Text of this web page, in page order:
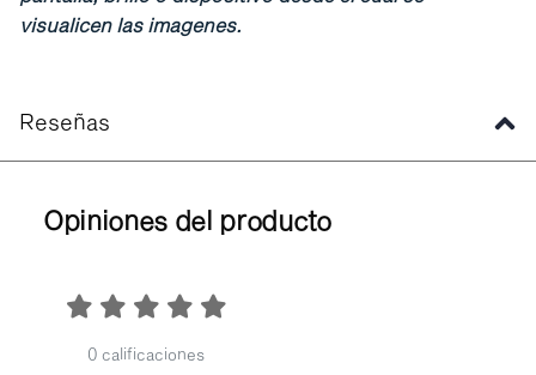
visualicen las imagenes.
Reseñas
Opiniones del producto
0 calificaciones